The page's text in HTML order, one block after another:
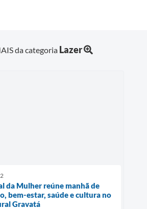
da categoria Lazer
da Mulher reúne manhã de
bem-estar, saúde e cultura no
Gravatá